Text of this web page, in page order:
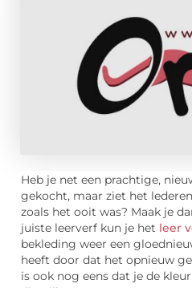
Heb je net een prachtige,
gekocht, maar ziet het
zoals het ooit was? Maak je
juiste leerverf kun je het leer
bekleding weer een
heeft door dat het opnieuw
is ook nog eens dat je de